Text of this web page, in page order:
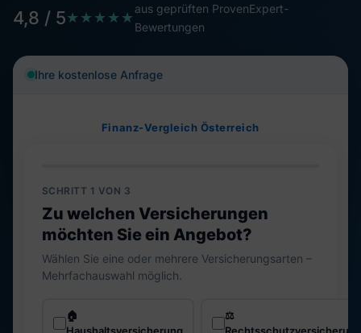
4,8 / 5★★★★★
aus geprüften ProvenExpert-
Bewertungen
Ihre kostenlose Anfrage